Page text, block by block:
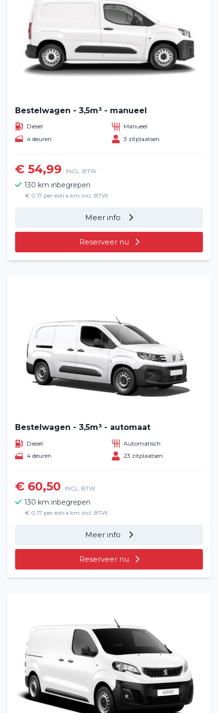
Bestelwagen - 3,5m³ - manueel
Diesel
Manueel
4 deuren
3 zitplaatsen
€ 54,99 INCL. BTW
130 km inbegrepen
€ 0,17 per extra km incl. BTW
Meer info
Reserveer nu
Bestelwagen - 3,5m³ - automaat
Diesel
Automatisch
4 deuren
23 zitplaatsen
€ 60,50 INCL. BTW
130 km inbegrepen
€ 0,17 per extra km incl. BTW
Meer info
Reserveer nu